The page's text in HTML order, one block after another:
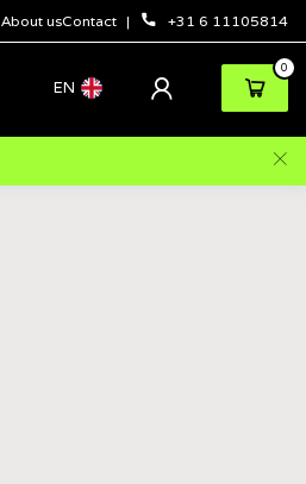
About usContact +31 6 11105814
EN
0